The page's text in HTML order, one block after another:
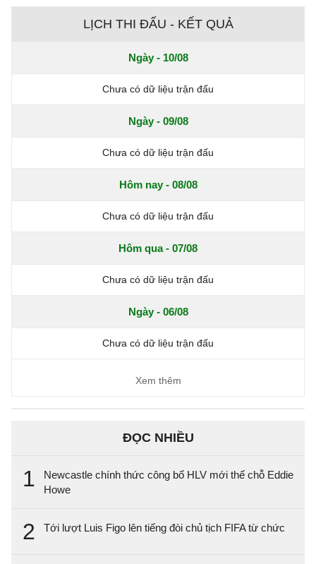
LỊCH THI ĐẤU - KẾT QUẢ
Ngày - 10/08
Chưa có dữ liệu trận đấu
Ngày - 09/08
Chưa có dữ liệu trận đấu
Hôm nay - 08/08
Chưa có dữ liệu trận đấu
Hôm qua - 07/08
Chưa có dữ liệu trận đấu
Ngày - 06/08
Chưa có dữ liệu trận đấu
Xem thêm
ĐỌC NHIỀU
1
Newcastle chính thức công bố HLV mới thế chỗ Eddie
Howe
2 Tới lượt Luis Figo lên tiếng đòi chủ tịch FIFA từ chức